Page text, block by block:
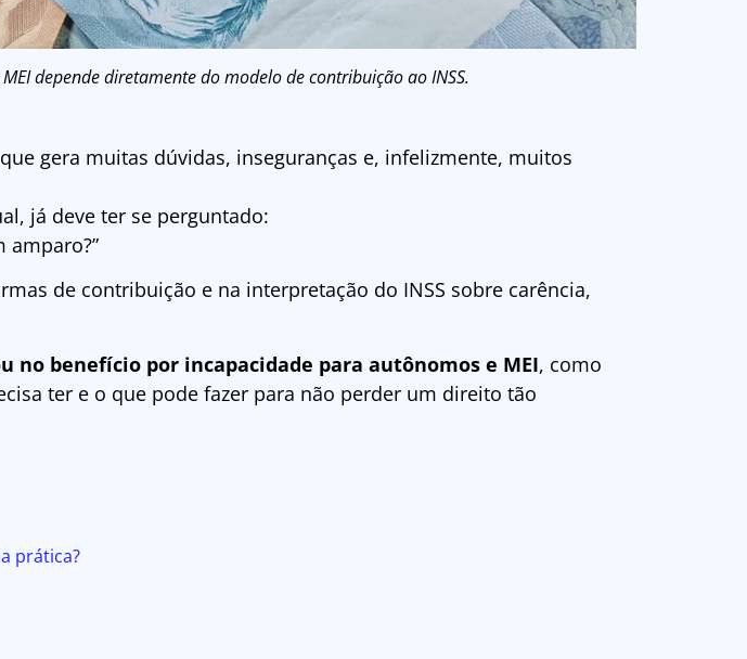
depende diretamente do modelo de contribuição ao INSS.
gera muitas dúvidas, inseguranças e, infelizmente, muitos
já deve ter se perguntado:
amparo?”
de contribuição e na interpretação do INSS sobre carência,
no benefício por incapacidade para autônomos e MEI, como
ter e o que pode fazer para não perder um direito tão
prática?